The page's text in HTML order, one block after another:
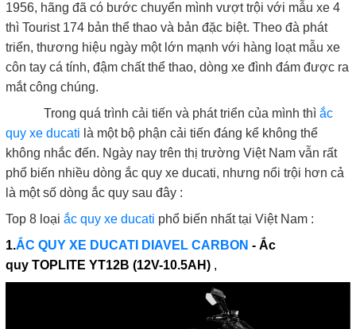
1956, hãng đã có bước chuyển mình vượt trội với mẫu xe 4
thì Tourist 174 bản thể thao và bản đặc biệt. Theo đà phát
triển, thương hiệu ngày một lớn mạnh với hàng loạt mẫu xe
côn tay cá tính, đậm chất thể thao, dòng xe đình đám được ra
mắt công chúng.
Trong quá trình cải tiến và phát triển của mình thì ắc
quy xe ducati là một bộ phận cải tiến đáng kể không thể
không nhắc đến. Ngày nay trên thị trường Việt Nam vẫn rất
phổ biến nhiều dòng ắc quy xe ducati, nhưng nổi trội hơn cả
là một số dòng ắc quy sau đây :
Top 8 loại ắc quy xe ducati phổ biến nhất tại Việt Nam :
1.ẮC QUY XE DUCATI DIAVEL CARBON - Ắc
quy TOPLITE YT12B (12V-10.5AH),